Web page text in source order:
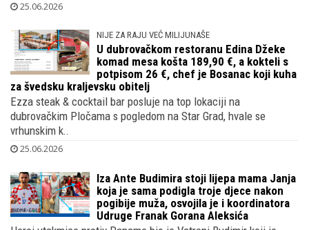
Bivši nogometni reprezentativac i sin neprežaljenog Zlatka Cica
Kranjčara sa svojom jedinicom Loree posjetio je skoro ..
25.06.2026
NIJE ZA RAJU VEĆ MILIJUNAŠE
U dubrovačkom restoranu Edina Džeke
komad mesa košta 189,90 €, a kokteli s
za švedsku kraljevsku obitelj
dubrovačkim Pločama s pogledom na Star Grad, hvale se
vrhunskim k..
25.06.2026